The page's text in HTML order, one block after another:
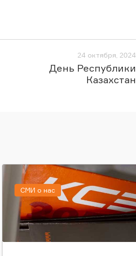
24 октября, 2024
День Республики
Казахстан
СМИ о нас